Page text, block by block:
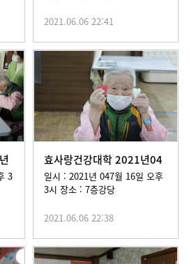
2021.06.06 22:41
3
효사랑건강대학 2021년04
월 16일
일시 : 2021년 047월 16일 오후
3시 장소 : 7층강당
2021.06.06 22:38